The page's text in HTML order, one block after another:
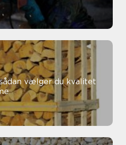
vælger du kvalitet